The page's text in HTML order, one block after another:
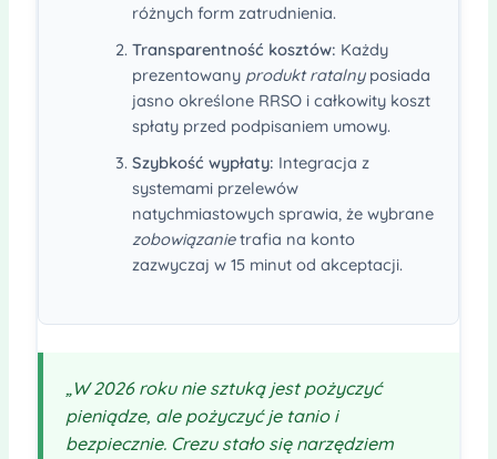
różnych form zatrudnienia.
Transparentność kosztów: Każdy
prezentowany produkt ratalnyposiada
jasno określone RRSO i całkowity koszt
spłaty przed podpisaniem umowy.
Szybkość wypłaty: Integracja z
systemami przelewów
natychmiastowych sprawia, że wybrane
zobowiązanietrafia na konto
zazwyczaj w 15 minut od akceptacji.
„W 2026 roku nie sztuką jest pożyczyć
pieniądze, ale pożyczyć je tanio i
bezpiecznie. Crezu stało się narzędziem